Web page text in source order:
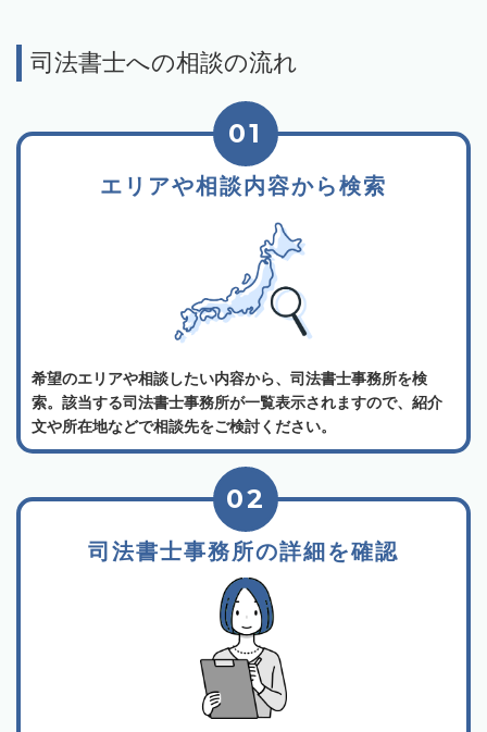
司法書士への相談の流れ
エリアや相談内容から検索
01
希望のエリアや相談したい内容から、司法書士事務所を検
索。該当する司法書士事務所が一覧表示されますので、紹介
文や所在地などで相談先をご検討ください。
司法書士事務所の詳細を確認
02